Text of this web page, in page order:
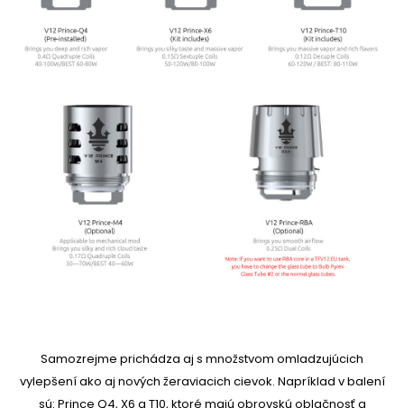
Samozrejme prichádza aj s množstvom omladzujúcich
vylepšení ako aj nových žeraviacich cievok. Napríklad v balení
sú: Prince Q4, X6 a T10, ktoré majú obrovskú oblačnosť a